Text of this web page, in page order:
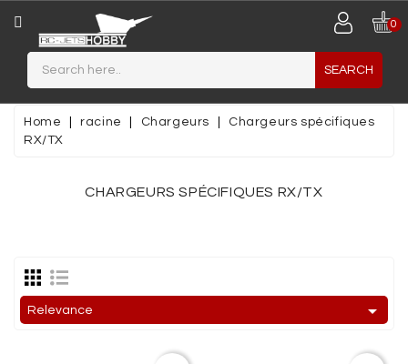
CATEGORY
JETS
MAQUETTES
PLASTIQUES
AIRCRAFT
0
SEARCH
Home racine Chargeurs
Chargeurs spécifiques
RX/TX
CHARGEURS SPÉCIFIQUES RX/TX
Relevance 